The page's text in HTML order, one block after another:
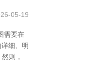
05-19
需要在
细、明
则，